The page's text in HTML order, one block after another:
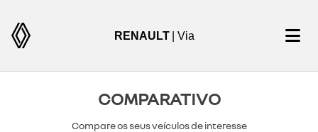
RENAULT | Via
COMPARATIVO
Compare os seus veículos de interesse